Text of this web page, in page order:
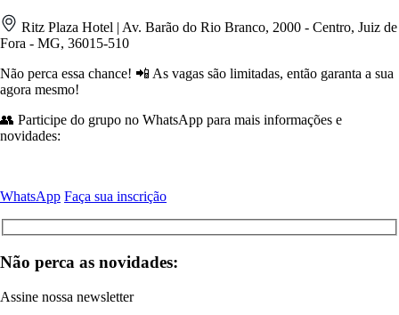
Ritz Plaza Hotel | Av. Barão do Rio Branco, 2000 - Centro, Juiz de
Fora - MG, 36015-510
Não perca essa chance! 📲 As vagas são limitadas, então garanta a sua
agora mesmo!
👥 Participe do grupo no WhatsApp para mais informações e
novidades:
WhatsApp Faça sua inscrição
Não perca as novidades:
Assine nossa newsletter